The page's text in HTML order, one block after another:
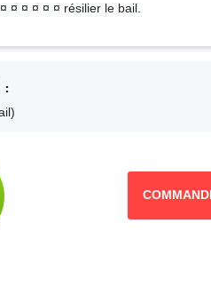
¤ ¤ ¤ ¤ ¤ résilier le bail.
: